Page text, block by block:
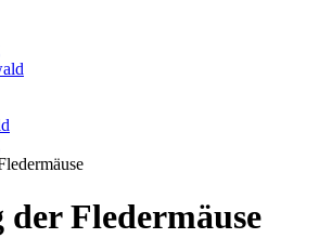
der Fledermäuse